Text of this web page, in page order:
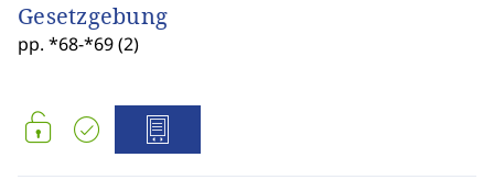
Gesetzgebung
pp. *68-*69 (2)